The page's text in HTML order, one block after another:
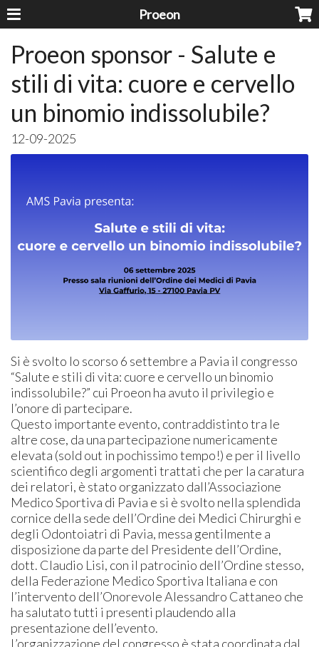
Proeon
Proeon sponsor - Salute e
stili di vita: cuore e cervello
un binomio indissolubile?
12-09-2025
Si è svolto lo scorso 6 settembre a Pavia il congresso
“Salute e stili di vita: cuore e cervello un binomio
indissolubile?” cui Proeon ha avuto il privilegio e
l’onore di partecipare.
Questo importante evento, contraddistinto tra le
altre cose, da una partecipazione numericamente
elevata (sold out in pochissimo tempo!) e per il livello
scientifico degli argomenti trattati che per la caratura
dei relatori, è stato organizzato dall’Associazione
Medico Sportiva di Pavia e si è svolto nella splendida
cornice della sede dell’Ordine dei Medici Chirurghi e
degli Odontoiatri di Pavia, messa gentilmente a
disposizione da parte del Presidente dell’Ordine,
dott. Claudio Lisi, con il patrocinio dell’Ordine stesso,
della Federazione Medico Sportiva Italiana e con
l’intervento dell’Onorevole Alessandro Cattaneo che
ha salutato tutti i presenti plaudendo alla
presentazione dell’evento.
L’organizzazione del congresso è stata coordinata dal